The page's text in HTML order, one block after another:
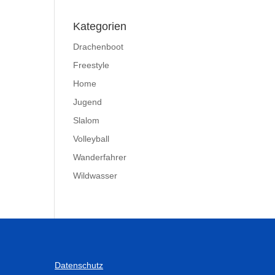
Kategorien
Drachenboot
Freestyle
Home
Jugend
Slalom
Volleyball
Wanderfahrer
Wildwasser
Datenschutz